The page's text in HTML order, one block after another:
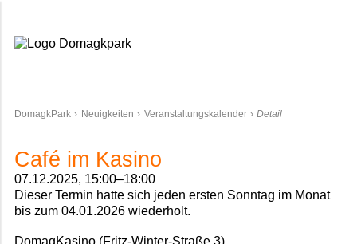
DomagkPark Neuigkeiten Veranstaltungskalender Detail
Café im Kasino
07.12.2025, 15:00–18:00
Dieser Termin hatte sich jeden ersten Sonntag im Monat
bis zum 04.01.2026 wiederholt.
DomagKasino (Fritz-Winter-Straße 3)